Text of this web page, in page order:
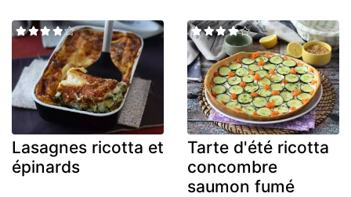
Lasagnes ricotta et
épinards
Tarte d'été ricotta
concombre
saumon fumé